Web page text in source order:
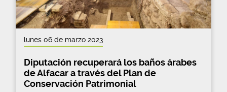
lunes 06 de marzo 2023
Diputación recuperará los baños árabes
de Alfacar a través del Plan de
Conservación Patrimonial